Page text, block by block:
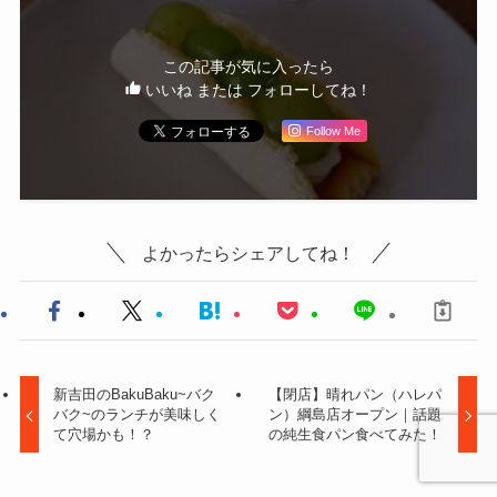
この記事が気に入ったら
いいね または フォローしてね！
Follow Me
よかったらシェアしてね！
新吉田のBakuBaku~バク
バク~のランチが美味しく
て穴場かも！？
【閉店】晴れパン（ハレパ
ン）綱島店オープン｜話題
の純生食パン食べてみた！